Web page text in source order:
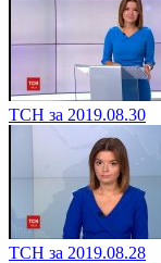
ТСН за 2019.08.30
ТСН за 2019.08.28